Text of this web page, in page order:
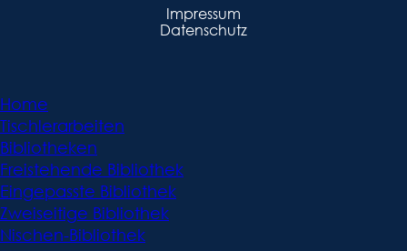
Impressum
Datenschutz
Home
Tischlerarbeiten
Bibliotheken
Freistehende Bibliothek
Eingepasste Bibliothek
Zweiseitige Bibliothek
Nischen-Bibliothek